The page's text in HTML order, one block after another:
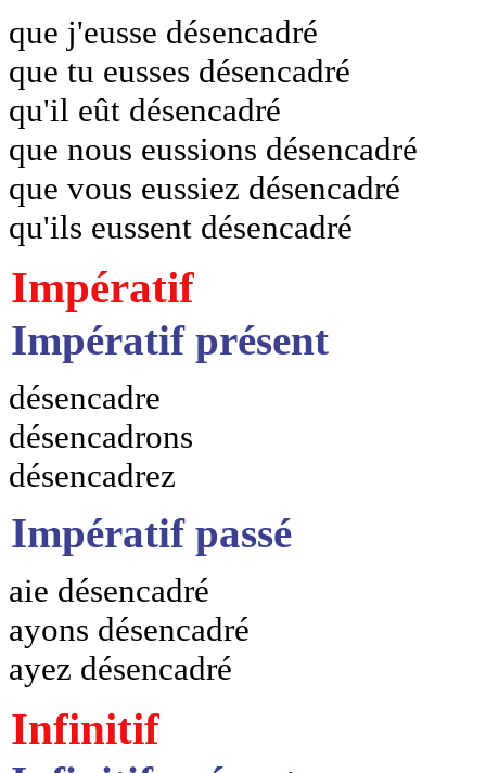
que j'eusse désencadré
que tu eusses désencadré
qu'il eût désencadré
que nous eussions désencadré
que vous eussiez désencadré
qu'ils eussent désencadré
Impératif
Impératif présent
désencadre
désencadrons
désencadrez
Impératif passé
aie désencadré
ayons désencadré
ayez désencadré
Infinitif